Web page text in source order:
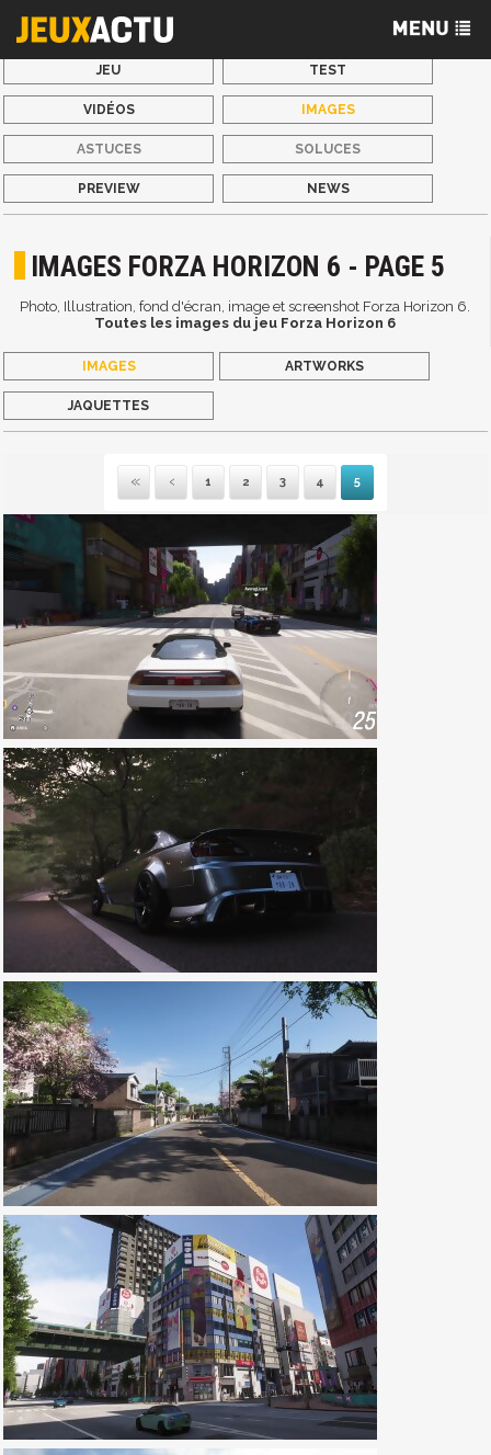
JEU TEST
VIDÉOS IMAGES
ASTUCES SOLUCES
PREVIEW NEWS
IMAGES FORZA HORIZON 6 - PAGE 5
Photo, Illustration, fond d'écran, image et screenshot Forza Horizon 6.
Toutes les images du jeu Forza Horizon 6
IMAGES ARTWORKS
JAQUETTES
Première
Précédente
1 2 3 4 5